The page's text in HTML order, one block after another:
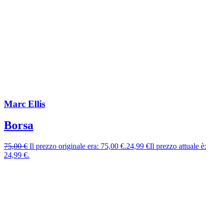
Marc Ellis
Borsa
75,00€ Il prezzo originale era: 75,00 €.24,99 €Il prezzo attuale è:
24,99 €.